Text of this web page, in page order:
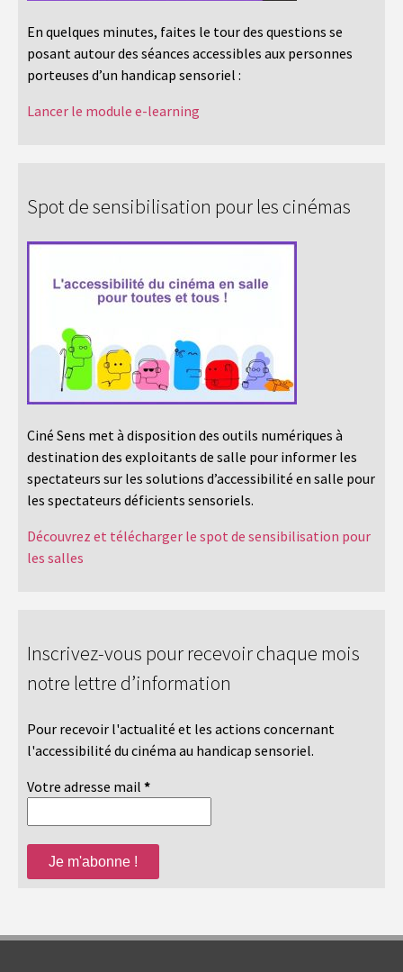
En quelques minutes, faites le tour des questions se
posant autour des séances accessibles aux personnes
porteuses d’un handicap sensoriel :
Lancer le module e-learning
Spot de sensibilisation pour les cinémas
Ciné Sens met à disposition des outils numériques à
destination des exploitants de salle pour informer les
spectateurs sur les solutions d’accessibilité en salle pour
les spectateurs déficients sensoriels.
Découvrez et télécharger le spot de sensibilisation pour
les salles
Inscrivez-vous pour recevoir chaque mois
notre lettre d’information
Pour recevoir l'actualité et les actions concernant
l'accessibilité du cinéma au handicap sensoriel.
Votre adresse mail *